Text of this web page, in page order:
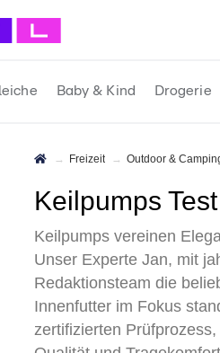
Baby & Kind Drogerie
Freizeit Outdoor &
Keilpumps
Keilpumps vereinen
Unser Experte Jan, mit
Redaktionsteam die
Innenfutter im Fokus
zertifizierten